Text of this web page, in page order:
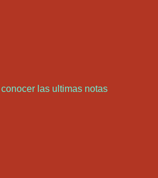
las ultimas notas